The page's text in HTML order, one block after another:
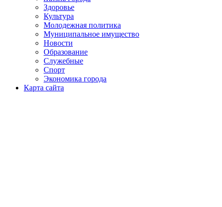
Здоровье
Культура
Молодежная политика
Муниципальное имущество
Новости
Образование
Служебные
Спорт
Экономика города
Карта сайта